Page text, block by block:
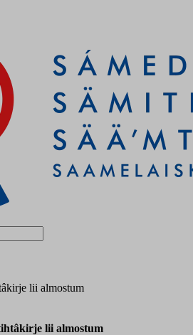
lii almostum
lii almostum